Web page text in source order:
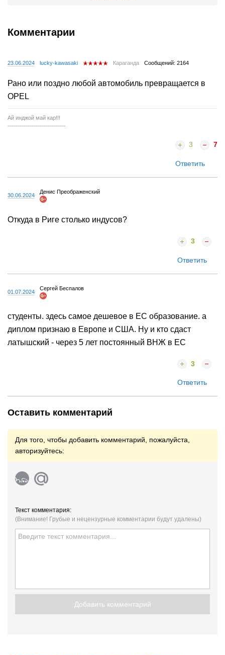
Комментарии
23.06.2024 lucky-kawasaki Караганда Сообщений: 2164
Рано или поздно любой автомобиль превращается в
OPEL
Ай инджой май кар!!!
-----------------------------
3 7
Ответить
30.06.2024
Денис Преображенский
Откуда в Риге столько индусов?
3
Ответить
01.07.2024
Сергей Беспалов
студенты. здесь самое дешевое в ЕС образование. а
диплом признаю в Европе и США. Ну и кто сдаст
латышский - через 5 лет постоянный ВНЖ в ЕС
3
Ответить
Оставить комментарий
Для того, чтобы добавить комментарий, пожалуйста,
авторизуйтесь:
Текст комментария:
(Внимание! Грубые и нецензурные комментарии будут удалены)
Добавить комментарий